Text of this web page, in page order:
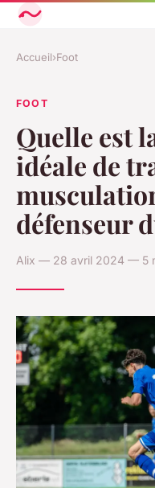
Accueil›Foot
FOOT
Quelle est
idéale de
défenseur
Alix — 28 avril 2024 — 5